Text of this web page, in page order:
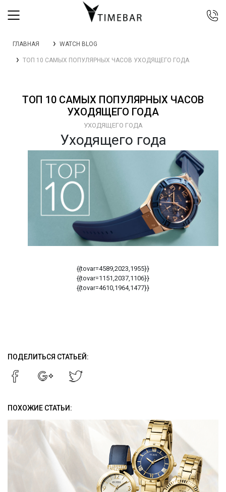
044 392 44 45
067 344 14 44 (viber)
ГЛАВНАЯ WATCH BLOG
ТОП 10 САМЫХ ПОПУЛЯРНЫХ ЧАСОВ УХОДЯЩЕГО ГОДА
ТОП 10 САМЫХ ПОПУЛЯРНЫХ ЧАСОВ
УХОДЯЩЕГО ГОДА
УХОДЯЩЕГО ГОДА
Уходящего года
{{tovar=4589,2023,1955}}
{{tovar=1151,2037,1106}}
{{tovar=4610,1964,1477}}
ПОДЕЛИТЬСЯ СТАТЬЕЙ:
ПОХОЖИЕ СТАТЬИ: